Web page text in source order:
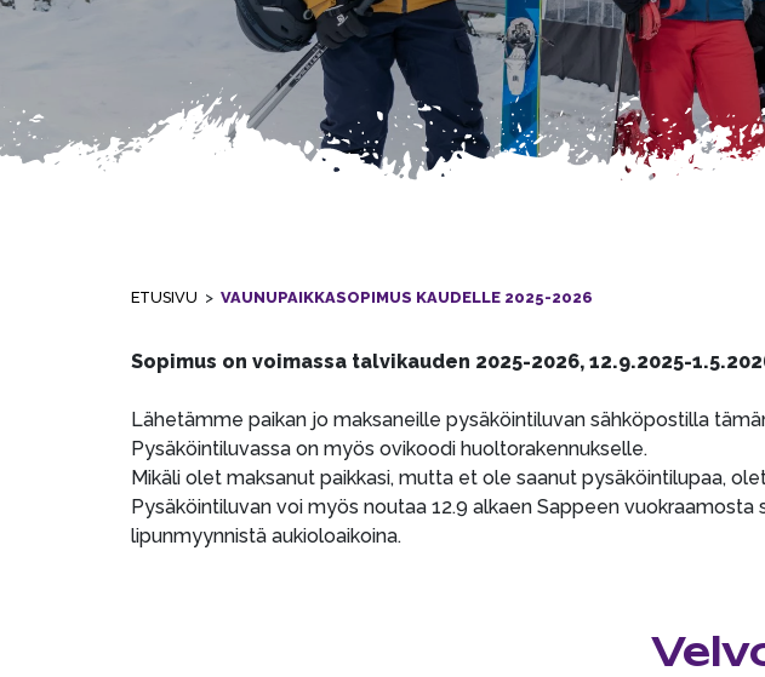
ETUSIVU > VAUNUPAIKKASOPIMUS KAUDELLE 2025-2026
Sopimus on voimassa talvikauden 2025-2026, 12.9.2025-
Lähetämme paikan jo maksaneille pysäköintiluvan sähköpostilla
Pysäköintiluvassa on myös ovikoodi huoltorakennukselle.
Mikäli olet maksanut paikkasi, mutta et ole saanut pysäköintilupaa,
Pysäköintiluvan voi myös noutaa 12.9 alkaen Sappeen vuokraamosta
lipunmyynnistä aukioloaikoina.